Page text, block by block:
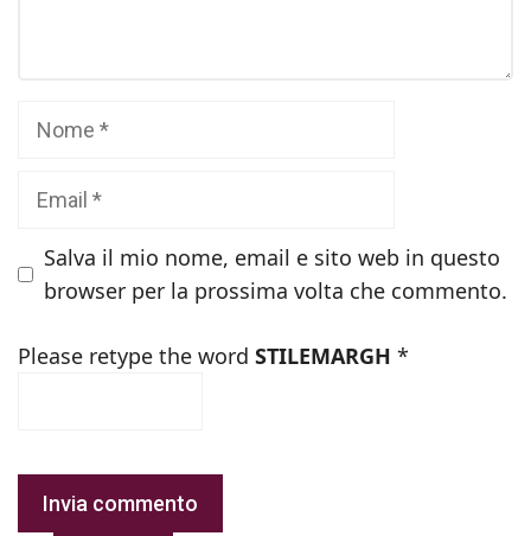
Salva il mio nome, email e sito web in questo
browser per la prossima volta che commento.
Please retype the word STILEMARGH *